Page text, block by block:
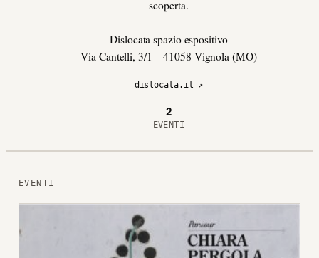
scoperta.
Dislocata spazio espositivo
Via Cantelli, 3/1 – 41058 Vignola (MO)
dislocata.it ↗
2
EVENTI
EVENTI